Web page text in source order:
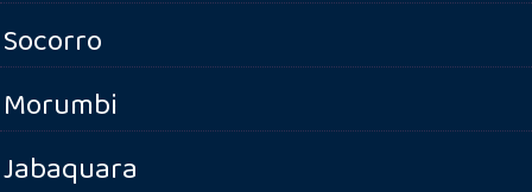
Socorro
Morumbi
Jabaquara